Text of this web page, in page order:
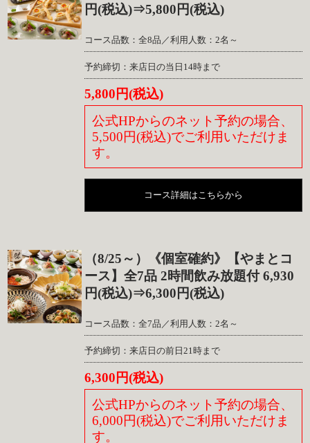
円(税込)⇒5,800円(税込)
コース品数：全8品／利用人数：2名～
予約締切：来店日の当日14時まで
5,800円(税込)
公式HPからのネット予約の場合、
5,500円(税込)でご利用いただけま
す。
コース詳細はこちらから
（8/25～）《個室確約》【やまとコ
ース】全7品 2時間飲み放題付 6,930
円(税込)⇒6,300円(税込)
コース品数：全7品／利用人数：2名～
予約締切：来店日の前日21時まで
6,300円(税込)
公式HPからのネット予約の場合、
6,000円(税込)でご利用いただけま
す。